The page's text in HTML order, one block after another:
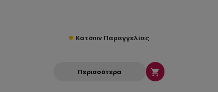
Κατόπιν Παραγγελίας
Περισσότερα 